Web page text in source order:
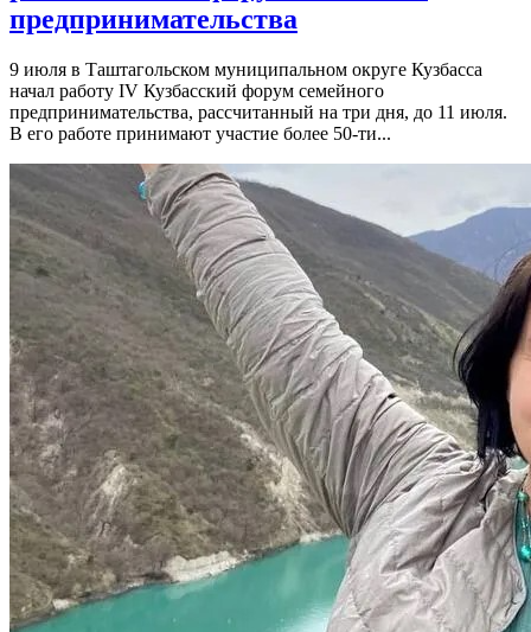
предпринимательства
9 июля в Таштагольском муниципальном округе Кузбасса
начал работу IV Кузбасский форум семейного
предпринимательства, рассчитанный на три дня, до 11 июля.
В его работе принимают участие более 50-ти...